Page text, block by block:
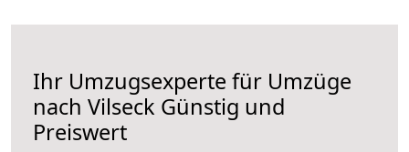
Ihr Umzugsexperte für Umzüge
nach Vilseck Günstig und
Preiswert